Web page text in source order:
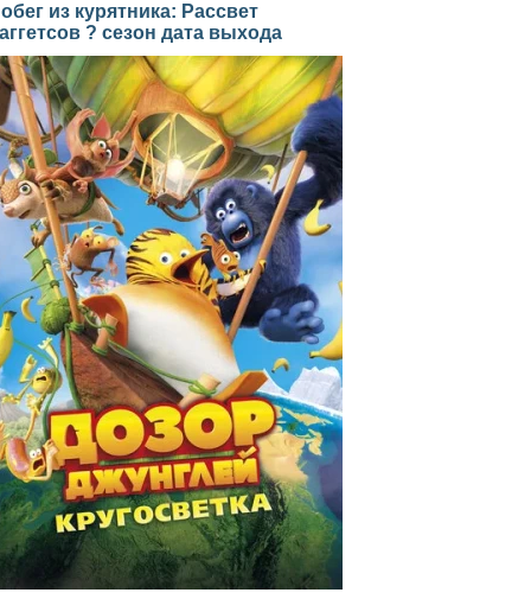
из курятника: Рассвет
? сезон дата выхода